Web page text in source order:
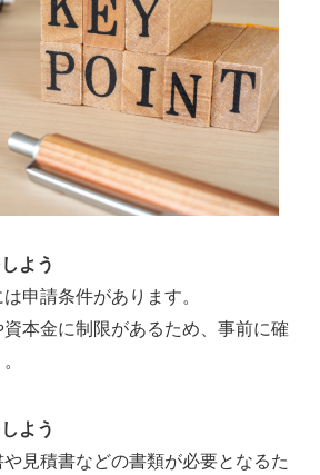
よう
申請条件があります。
本金に制限があるため、事前に確
よう
見積書などの書類が必要となるた